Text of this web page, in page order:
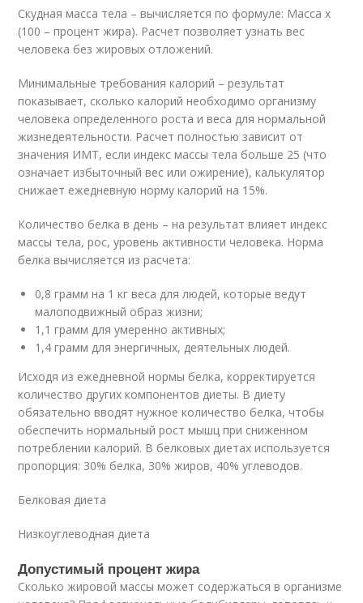
Скудная масса тела – вычисляется по формуле: Масса х
(100 – процент жира). Расчет позволяет узнать вес
человека без жировых отложений.
Минимальные требования калорий – результат
показывает, сколько калорий необходимо организму
человека определенного роста и веса для нормальной
жизнедеятельности. Расчет полностью зависит от
значения ИМТ, если индекс массы тела больше 25 (что
означает избыточный вес или ожирение), калькулятор
снижает ежедневную норму калорий на 15%.
Количество белка в день – на результат влияет индекс
массы тела, рос, уровень активности человека. Норма
белка вычисляется из расчета:
0,8 грамм на 1 кг веса для людей, которые ведут
малоподвижный образ жизни;
1,1 грамм для умеренно активных;
1,4 грамм для энергичных, деятельных людей.
Исходя из ежедневной нормы белка, корректируется
количество других компонентов диеты. В диету
обязательно вводят нужное количество белка, чтобы
обеспечить нормальный рост мышц при сниженном
потреблении калорий. В белковых диетах используется
пропорция: 30% белка, 30% жиров, 40% углеводов.
Белковая диета
Низкоуглеводная диета
Допустимый процент жира
Сколько жировой массы может содержаться в организме